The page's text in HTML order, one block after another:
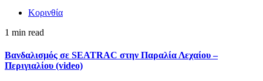
Κορινθία
1 min read
Βανδαλισμός σε SEATRAC στην Παραλία Λεχαίου –
Περιγιαλίου (video)